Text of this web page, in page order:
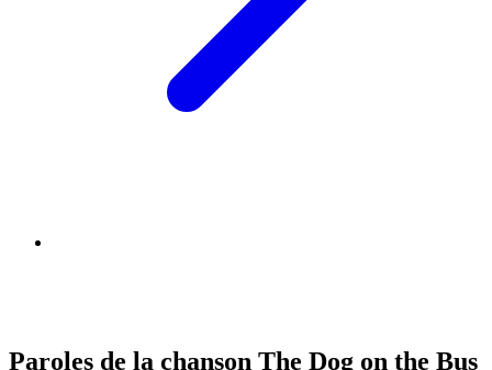
Paroles de la chanson The Dog on the Bus